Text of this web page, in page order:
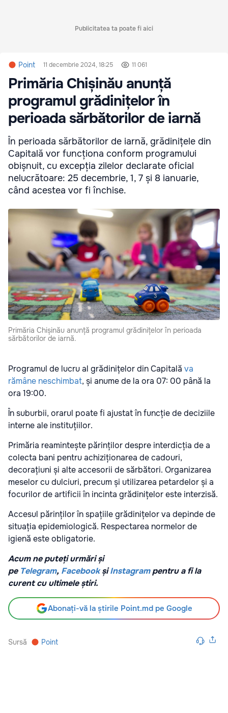
Publicitatea ta poate fi aici
Point 11 decembrie 2024, 18:25 11 061
Primăria Chișinău anunță
programul grădinițelor în
perioada sărbătorilor de iarnă
În perioada sărbătorilor de iarnă, grădinițele din
Capitală vor funcționa conform programului
obișnuit, cu excepția zilelor declarate oficial
nelucrătoare: 25 decembrie, 1, 7 și 8 ianuarie,
când acestea vor fi închise.
Primăria Chișinău anunță programul grădinițelor în perioada
sărbătorilor de iarnă.
Programul de lucru al grădinițelor din Capitală va
rămâne neschimbat, și anume de la ora 07: 00 până la
ora 19:00.
În suburbii, orarul poate fi ajustat în funcție de deciziile
interne ale instituțiilor.
Primăria reamintește părinților despre interdicția de a
colecta bani pentru achiziționarea de cadouri,
decorațiuni și alte accesorii de sărbători. Organizarea
meselor cu dulciuri, precum și utilizarea petardelor și a
focurilor de artificii în incinta grădinițelor este interzisă.
Accesul părinților în spațiile grădinițelor va depinde de
situația epidemiologică. Respectarea normelor de
igienă este obligatorie.
Acum ne puteți urmări și
pe Telegram, Facebook șiInstagrampentru a fi la
curent cu ultimele știri.
Abonați-vă la știrile Point.md pe Google
Sursă Point